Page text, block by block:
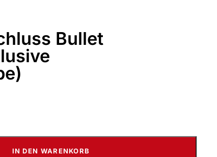
Bullet
IN DEN WARENKORB